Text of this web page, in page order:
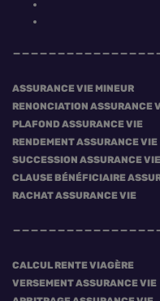
ASSURANCE VIE MINEUR
RENONCIATION ASSURANCE
PLAFOND ASSURANCE VIE
RENDEMENT ASSURANCE VIE
SUCCESSION ASSURANCE VIE
CLAUSE BÉNÉFICIAIRE
RACHAT ASSURANCE VIE
CALCUL RENTE VIAGÈRE
VERSEMENT ASSURANCE VIE